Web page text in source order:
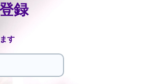
録
す